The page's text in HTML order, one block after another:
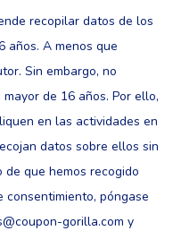
recopilar datos de los
años. A menos que
Sin embargo, no
de 16 años. Por ello,
en las actividades en
datos sobre ellos sin
que hemos recogido
consentimiento, póngase
gorilla.com y